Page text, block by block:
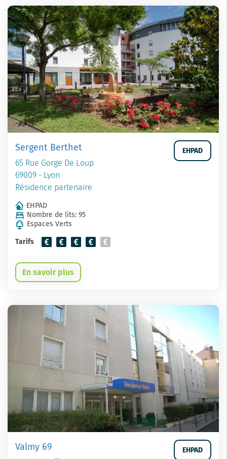
Sergent Berthet
65 Rue Gorge De Loup
69009 - Lyon
Résidence partenaire
EHPAD
EHPAD
Nombre de lits: 95
Espaces Verts
Tarifs
En savoir plus
Valmy 69 EHPAD